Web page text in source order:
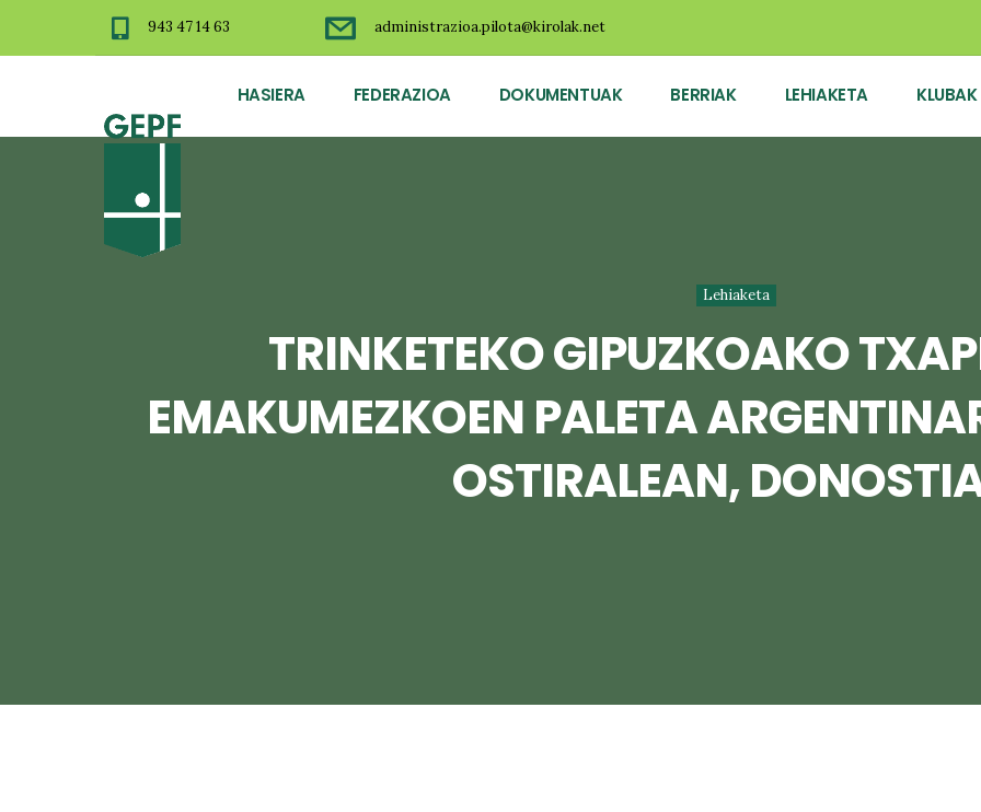
943 47 14 63 administrazioa.pilota@kirolak.net
HASIERA FEDERAZIOA DOKUMENTUAK BERRIAK LEHIAKETA KLUBAK
Lehiaketa
TRINKETEKO GIPUZKOAKO
EMAKUMEZKOEN PALETA
OSTIRALEAN,